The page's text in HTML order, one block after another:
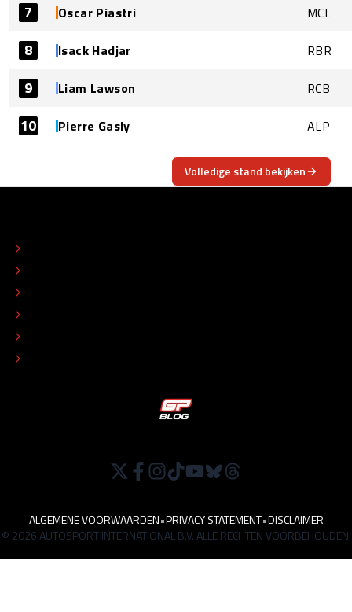
7 Oscar Piastri MCL
8 Isack Hadjar RBR
9 Liam Lawson RCB
10 Pierre Gasly ALP
Volledige stand bekijken
ALGEMENE VOORWAARDEN•PRIVACY STATEMENT•DISCLAIMER
© 2026 AUTOSPORT INTERNATIONAL B.V. ALLE RECHTEN VOORBEHOUDEN.